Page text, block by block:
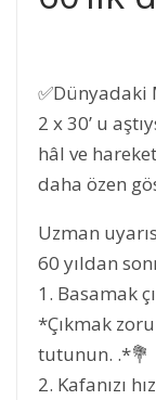
✅Dünyadaki
2 x 30’ u
hâl ve
daha özen
Uzman
60 yıldan
1. Basamak
*Çıkmak
tutunun. .*💐
2. Kafanızı